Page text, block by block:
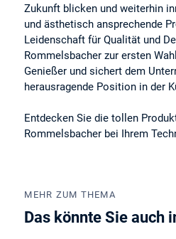
Zukunft blicken und weiterhin
und ästhetisch ansprechende
Leidenschaft für Qualität und
Rommelsbacher zur ersten
Genießer und sichert dem
herausragende Position in der
Entdecken Sie die tollen
Rommelsbacher bei Ihrem
MEHR ZUM THEMA
Das könnte Sie auch